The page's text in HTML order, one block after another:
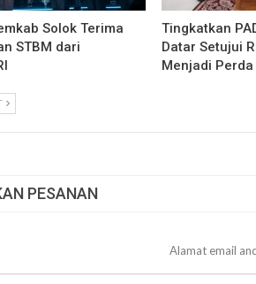
Solok Terima
STBM dari
Tingkatkan
Datar Setujui
Menjadi Perda
PESANAN
Alamat email